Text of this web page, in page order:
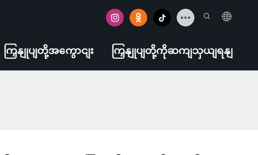
ကြှနျုပျတို့အကွောငျး ကြှနျုပျတို့ကိုဆကျသှယျရနျ